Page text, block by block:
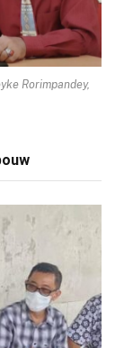
Rorimpandey,